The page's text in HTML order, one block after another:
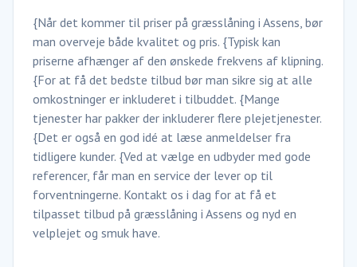
{Når det kommer til priser på græsslåning i Assens, bør
man overveje både kvalitet og pris. {Typisk kan
priserne afhænger af den ønskede frekvens af klipning.
{For at få det bedste tilbud bør man sikre sig at alle
omkostninger er inkluderet i tilbuddet. {Mange
tjenester har pakker der inkluderer flere plejetjenester.
{Det er også en god idé at læse anmeldelser fra
tidligere kunder. {Ved at vælge en udbyder med gode
referencer, får man en service der lever op til
forventningerne. Kontakt os i dag for at få et
tilpasset tilbud på græsslåning i Assens og nyd en
velplejet og smuk have.